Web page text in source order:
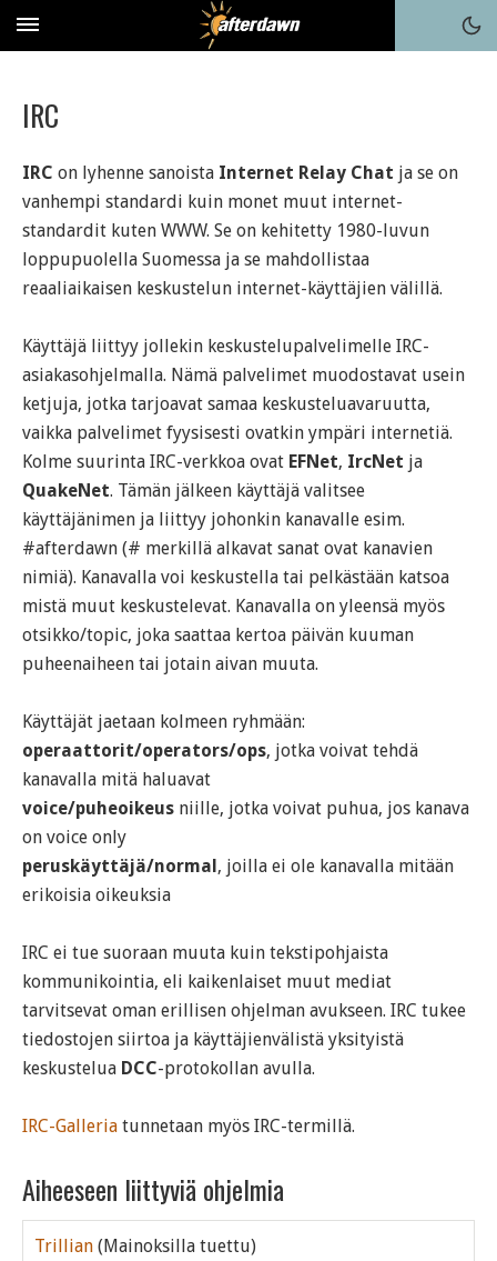
IRC
IRC on lyhenne sanoista Internet Relay Chat ja se on
vanhempi standardi kuin monet muut internet-
standardit kuten WWW. Se on kehitetty 1980-luvun
loppupuolella Suomessa ja se mahdollistaa
reaaliaikaisen keskustelun internet-käyttäjien välillä.
Käyttäjä liittyy jollekin keskustelupalvelimelle IRC-
asiakasohjelmalla. Nämä palvelimet muodostavat usein
ketjuja, jotka tarjoavat samaa keskusteluavaruutta,
vaikka palvelimet fyysisesti ovatkin ympäri internetiä.
Kolme suurinta IRC-verkkoa ovat EFNet, IrcNet ja
QuakeNet. Tämän jälkeen käyttäjä valitsee
käyttäjänimen ja liittyy johonkin kanavalle esim.
#afterdawn (# merkillä alkavat sanat ovat kanavien
nimiä). Kanavalla voi keskustella tai pelkästään katsoa
mistä muut keskustelevat. Kanavalla on yleensä myös
otsikko/topic, joka saattaa kertoa päivän kuuman
puheenaiheen tai jotain aivan muuta.
Käyttäjät jaetaan kolmeen ryhmään:
operaattorit/operators/ops, jotka voivat tehdä
kanavalla mitä haluavat
voice/puheoikeus niille, jotka voivat puhua, jos kanava
on voice only
peruskäyttäjä/normal, joilla ei ole kanavalla mitään
erikoisia oikeuksia
IRC ei tue suoraan muuta kuin tekstipohjaista
kommunikointia, eli kaikenlaiset muut mediat
tarvitsevat oman erillisen ohjelman avukseen. IRC tukee
tiedostojen siirtoa ja käyttäjienvälistä yksityistä
keskustelua DCC-protokollan avulla.
IRC-Galleria tunnetaan myös IRC-termillä.
Aiheeseen liittyviä ohjelmia
Trillian (Mainoksilla tuettu)